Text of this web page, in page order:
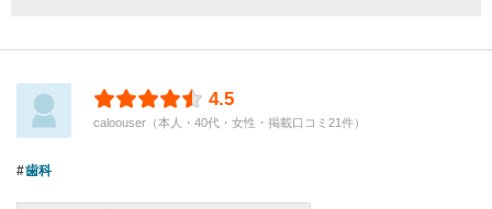
4.5
caloouser（本人・40代・女性・掲載口コミ21件）
歯科